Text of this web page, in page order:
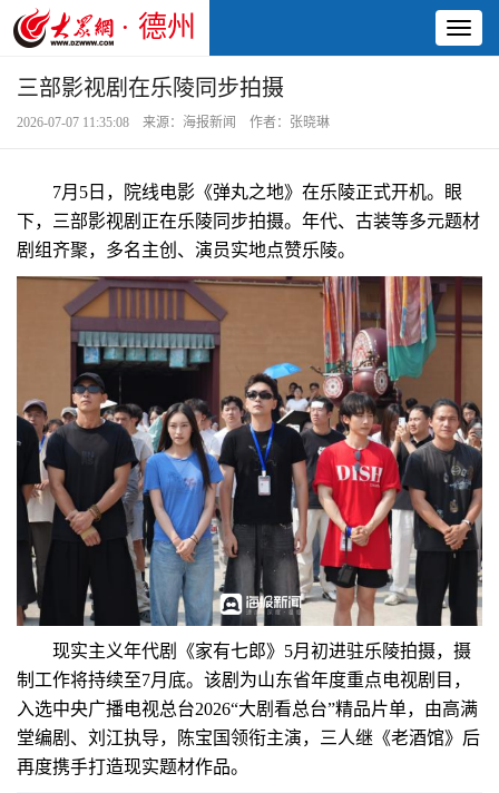
· 德州
三部影视剧在乐陵同步拍摄
2026-07-07 11:35:08 来源：海报新闻 作者：张晓琳
7月5日，院线电影《弹丸之地》在乐陵正式开机。眼
下，三部影视剧正在乐陵同步拍摄。年代、古装等多元题材
剧组齐聚，多名主创、演员实地点赞乐陵。
现实主义年代剧《家有七郎》5月初进驻乐陵拍摄，摄
制工作将持续至7月底。该剧为山东省年度重点电视剧目，
入选中央广播电视总台2026“大剧看总台”精品片单，由高满
堂编剧、刘江执导，陈宝国领衔主演，三人继《老酒馆》后
再度携手打造现实题材作品。